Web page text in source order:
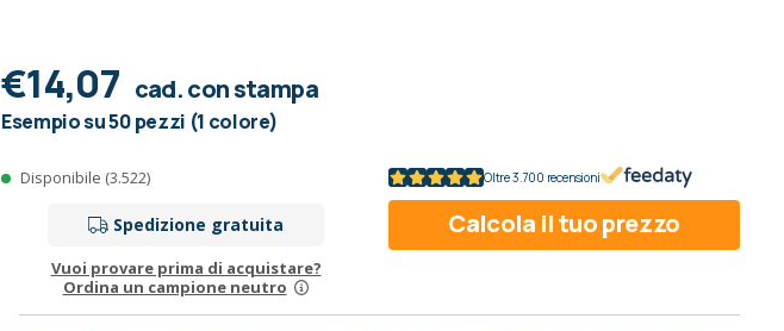
€14,07 cad. con stampa
Esempio su 50 pezzi (1 colore)
Disponibile (3.522)
Spedizione gratuita
Vuoi provare prima di acquistare?
Ordina un campione neutro
Oltre 3.700 recensioni
Calcola il tuo prezzo